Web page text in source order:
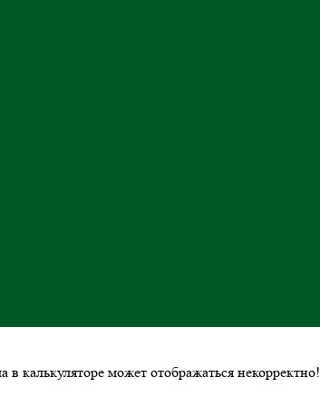
калькуляторе может отображаться некорректно!